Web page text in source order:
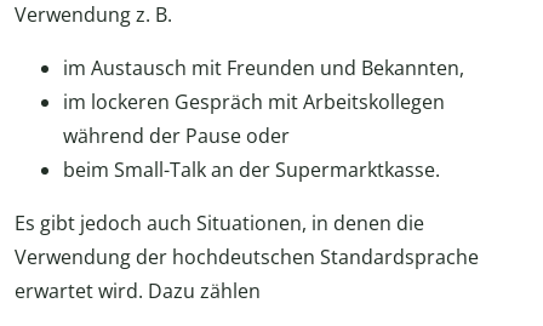
Verwendung z. B.
im Austausch mit Freunden und Bekannten,
im lockeren Gespräch mit Arbeitskollegen
während der Pause oder
beim Small-Talk an der Supermarktkasse.
Es gibt jedoch auch Situationen, in denen die
Verwendung der hochdeutschen Standardsprache
erwartet wird. Dazu zählen